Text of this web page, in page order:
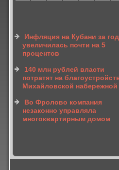
Инфляция на Кубани за год
увеличилась почти на 5
процентов
140 млн рублей власти
потратят на
Михайловской набережной
Во Фролово компания
незаконно управляла
многоквартирным домом